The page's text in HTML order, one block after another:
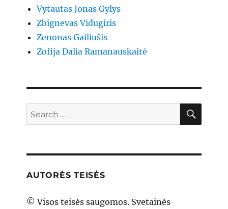
Vytautas Jonas Gylys
Zbignevas Vidugiris
Zenonas Gailiušis
Zofija Dalia Ramanauskaitė
Search
for:
AUTORĖS TEISĖS
© Visos teisės saugomos. Svetainės